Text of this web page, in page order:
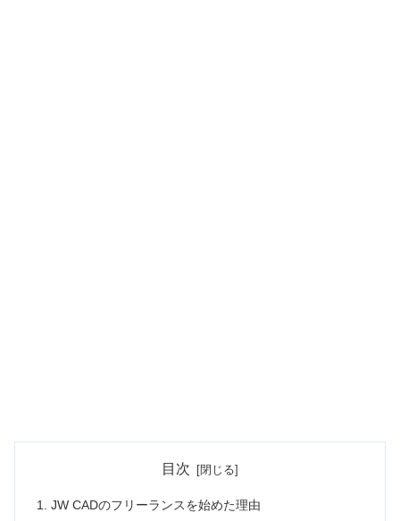
目次
JW CADのフリーランスを始めた理由